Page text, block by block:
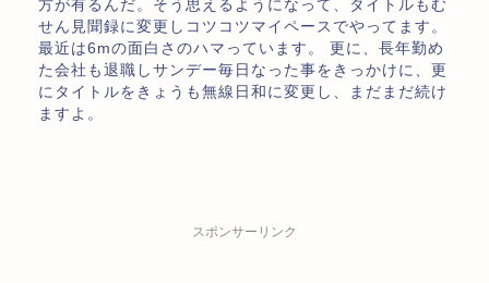
方が有るんだ。そう思えるようになって、タイトルもむ
せん見聞録に変更しコツコツマイペースでやってます。
最近は6mの面白さのハマっています。 更に、長年勤め
た会社も退職しサンデー毎日なった事をきっかけに、更
にタイトルをきょうも無線日和に変更し、まだまだ続け
ますよ。
スポンサーリンク